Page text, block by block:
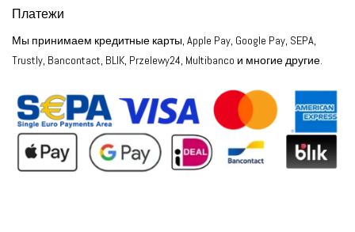
Платежи
Мы принимаем кредитные карты, Apple Pay, Google Pay, SEPA,
Trustly, Bancontact, BLIK, Przelewy24, Multibanco и многие другие.